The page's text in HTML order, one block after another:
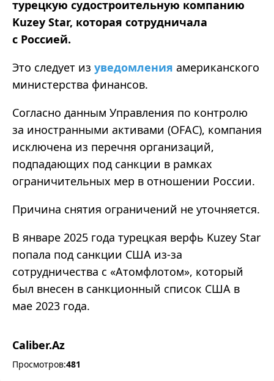
турецкую судостроительную компанию
Kuzey Star, которая сотрудничала
с Россией.
Это следует из уведомления американского
министерства финансов.
Согласно данным Управления по контролю
за иностранными активами (OFAC), компания
исключена из перечня организаций,
подпадающих под санкции в рамках
ограничительных мер в отношении России.
Причина снятия ограничений не уточняется.
В январе 2025 года турецкая верфь Kuzey Star
попала под санкции США из-за
сотрудничества с «Атомфлотом», который
был внесен в санкционный список США в
мае 2023 года.
Caliber.Az
Просмотров:481